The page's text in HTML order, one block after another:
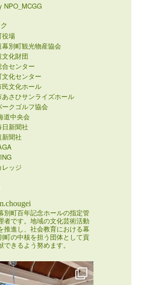
NPO_MCGG
役場
別町観光物産協会
化財団
合センター
化センター
民文化ホール
あさひサンライズホール
ークゴルフ協会
道中央会
新聞社
聞社
ッジ
別町百年記念ホールの指定管
者です。地域の文化芸術活動
推進し、社会教育における幕
町の中核を担う団体として貢
できるよう努めます。